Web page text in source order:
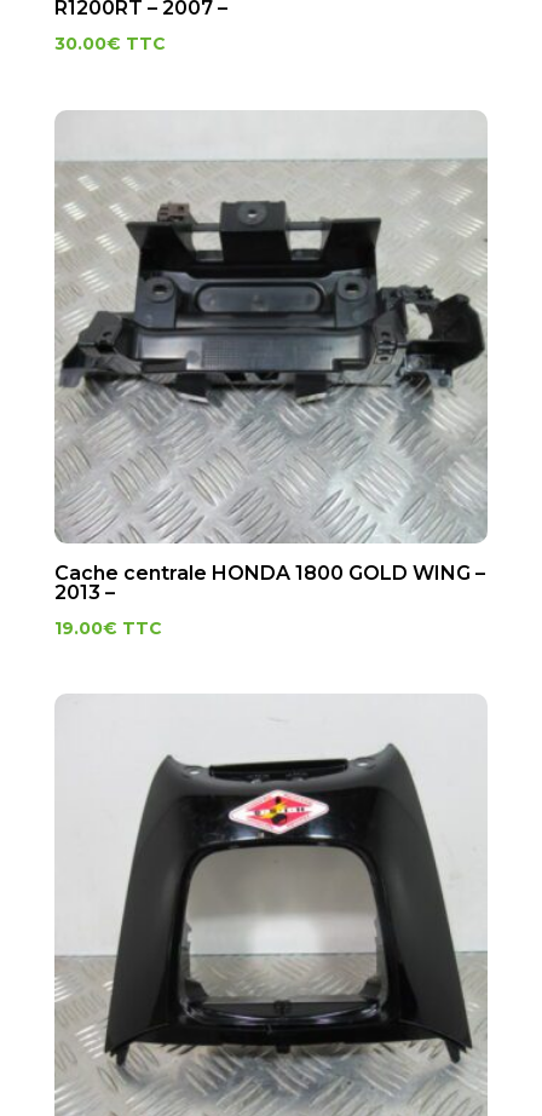
R1200RT – 2007 –
30.00€ TTC
Cache centrale HONDA 1800 GOLD WING –
2013 –
19.00€ TTC